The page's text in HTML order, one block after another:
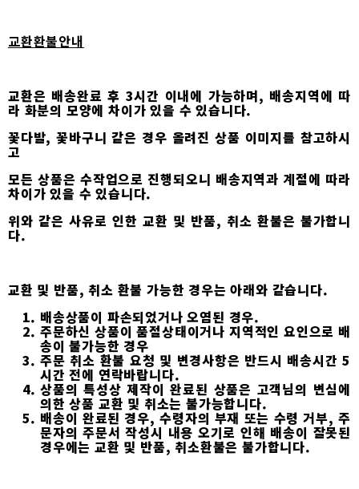
교환환불안내
교환은 배송완료 후 3시간 이내에 가능하며, 배송지역에 따
라 화분의 모양에 차이가 있을 수 있습니다.
꽃다발, 꽃바구니 같은 경우 올려진 상품 이미지를 참고하시
고
모든 상품은 수작업으로 진행되오니 배송지역과 계절에 따라
차이가 있을 수 있습니다.
위와 같은 사유로 인한 교환 및 반품, 취소 환불은 불가합니
다.
교환 및 반품, 취소 환불 가능한 경우는 아래와 같습니다.
배송상품이 파손되었거나 오염된 경우.
주문하신 상품이 품절상태이거나 지역적인 요인으로 배
송이 불가능한 경우
주문 취소 환불 요청 및 변경사항은 반드시 배송시간 5
시간 전에 연락바랍니다.
상품의 특성상 제작이 완료된 상품은 고객님의 변심에
의한 상품 교환 및 취소는 불가능합니다.
배송이 완료된 경우, 수령자의 부재 또는 수령 거부, 주
문자의 주문서 작성시 내용 오기로 인해 배송이 잘못된
경우에는 교환 및 반품, 취소환불은 불가합니다.